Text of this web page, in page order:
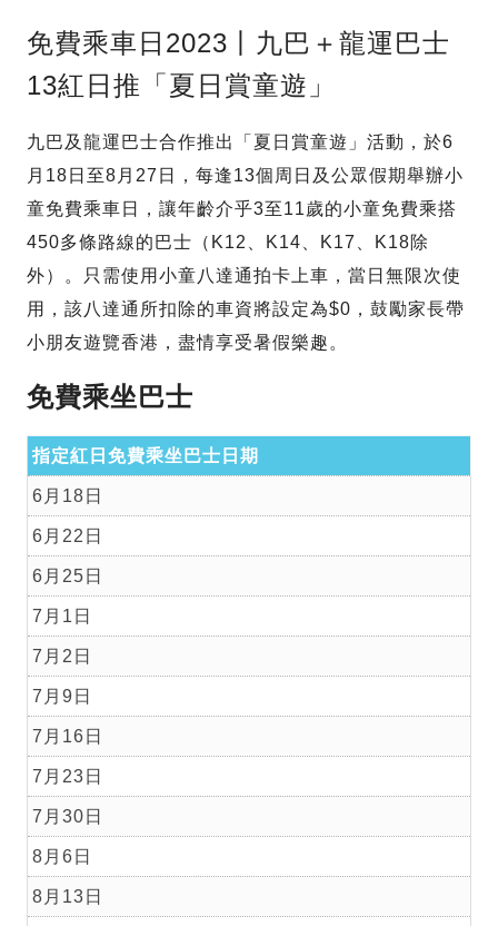
免費乘車日2023丨九巴＋龍運巴士
13紅日推「夏日賞童遊」
九巴及龍運巴士合作推出「夏日賞童遊」活動，於6
月18日至8月27日，每逢13個周日及公眾假期舉辦小
童免費乘車日，讓年齡介乎3至11歲的小童免費乘搭
450多條路線的巴士（K12、K14、K17、K18除
外）。只需使用小童八達通拍卡上車，當日無限次使
用，該八達通所扣除的車資將設定為$0，鼓勵家長帶
小朋友遊覽香港，盡情享受暑假樂趣。
免費乘坐巴士
指定紅日免費乘坐巴士日期
6月18日
6月22日
6月25日
7月1日
7月2日
7月9日
7月16日
7月23日
7月30日
8月6日
8月13日